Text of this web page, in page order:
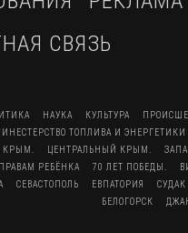
СВЯЗЬ
НАУКА КУЛЬТУРА
ТОПЛИВА И
КРЫМ. ЦЕНТРАЛЬНЫЙ КРЫМ.
РЕБЁНКА 70 ЛЕТ ПОБЕДЫ.
СЕВАСТОПОЛЬ ЕВПАТОРИЯ
СУДАК
БЕЛОГОРСК